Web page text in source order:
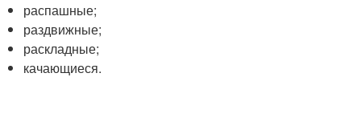
распашные;
раздвижные;
раскладные;
качающиеся.